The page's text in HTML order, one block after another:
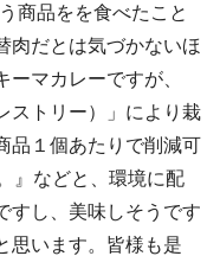
商品をを食べたこと
肉だとは気づかないほ
マカレーですが、
ストリー）」により栽
品１個あたりで削減可
』などと、環境に配
すし、美味しそうです
思います。皆様も是